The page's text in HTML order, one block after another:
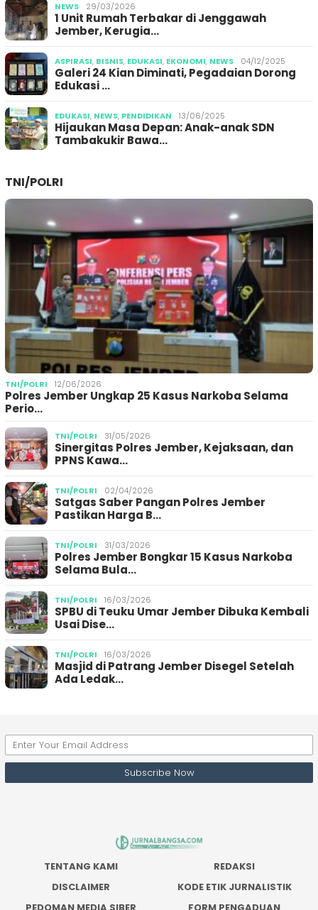
NEWS 29/03/2026
1 Unit Rumah Terbakar di Jenggawah
Jember, Kerugia…
ASPIRASI, BISNIS, EDUKASI, EKONOMI, NEWS 04/12/2025
Galeri 24 Kian Diminati, Pegadaian Dorong
Edukasi …
EDUKASI, NEWS, PENDIDIKAN 13/06/2025
Hijaukan Masa Depan: Anak-anak SDN
Tambakukir Bawa…
TNI/POLRI
TNI/POLRI 12/06/2026
Polres Jember Ungkap 25 Kasus Narkoba Selama
Perio…
TNI/POLRI 31/05/2026
Sinergitas Polres Jember, Kejaksaan, dan
PPNS Kawa…
TNI/POLRI 02/04/2026
Satgas Saber Pangan Polres Jember
Pastikan Harga B…
TNI/POLRI 31/03/2026
Polres Jember Bongkar 15 Kasus Narkoba
Selama Bula…
TNI/POLRI 16/03/2026
SPBU di Teuku Umar Jember Dibuka Kembali
Usai Dise…
TNI/POLRI 16/03/2026
Masjid di Patrang Jember Disegel Setelah
Ada Ledak…
TENTANG KAMI
REDAKSI
DISCLAIMER
KODE ETIK JURNALISTIK